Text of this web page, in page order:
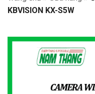
KBVISION KX-S5W